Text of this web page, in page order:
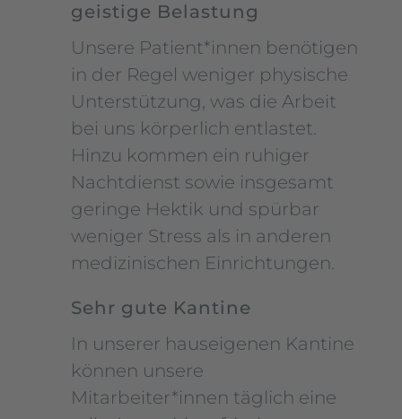
geistige Belastung
Unsere Patient*innen benötigen
in der Regel weniger physische
Unterstützung, was die Arbeit
bei uns körperlich entlastet.
Hinzu kommen ein ruhiger
Nachtdienst sowie insgesamt
geringe Hektik und spürbar
weniger Stress als in anderen
medizinischen Einrichtungen.
Sehr gute Kantine
In unserer hauseigenen Kantine
können unsere
Mitarbeiter*innen täglich eine